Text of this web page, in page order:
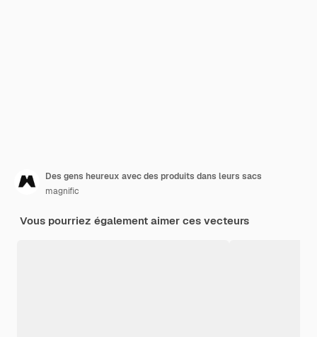
Des gens heureux avec des produits dans leurs sacs
magnific
Vous pourriez également aimer ces vecteurs